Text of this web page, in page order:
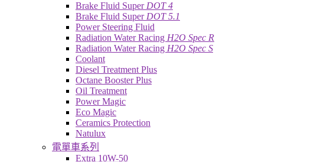
Brake Fluid Super DOT 4
Brake Fluid Super DOT 5.1
Power Steering Fluid
Radiation Water Racing H2O Spec R
Radiation Water Racing H2O Spec S
Coolant
Diesel Treatment Plus
Octane Booster Plus
Oil Treatment
Power Magic
Eco Magic
Ceramics Protection
Natulux
電單車系列
Extra 10W-50